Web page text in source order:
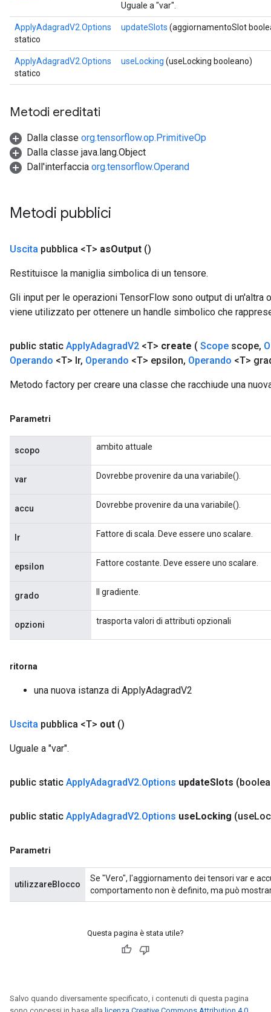
Uguale a "var".
ApplyAdagradV2.Options
statico
updateSlots (aggiornamentoSlot
ApplyAdagradV2.Options
statico
useLocking (useLocking booleano)
Metodi ereditati
Dalla classe org.tensorflow.op.PrimitiveOp
Dalla classe java.lang.Object
Dall'interfaccia org.tensorflow.Operand
Metodi pubblici
Uscita pubblica <T> asOutput ()
Restituisce la maniglia simbolica di un tensore.
Gli input per le operazioni TensorFlow sono output di un'altra
viene utilizzato per ottenere un handle simbolico che
public static ApplyAdagradV2 <T> create ( Scope scope,
Operando <T> lr, Operando <T> epsilon, Operando <T>
Metodo factory per creare una classe che racchiude una
Parametri
scopo ambito attuale
var Dovrebbe provenire da una variabile().
accu Dovrebbe provenire da una variabile().
lr Fattore di scala. Deve essere uno scalare.
epsilon Fattore costante. Deve essere uno scalare.
grado Il gradiente.
opzioni trasporta valori di attributi opzionali
ritorna
una nuova istanza di ApplyAdagradV2
Uscita pubblica <T> out ()
Uguale a "var".
public static ApplyAdagradV2.Options updateSlots
public static ApplyAdagradV2.Options useLocking (use
Parametri
utilizzareBlocco
Se "Vero", l'aggiornamento dei tensori var e
comportamento non è definito, ma può
Questa pagina è stata utile?
Salvo quando diversamente specificato, i contenuti di questa pagina